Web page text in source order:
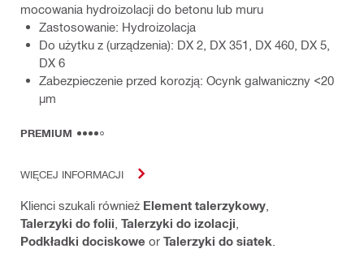
mocowania hydroizolacji do betonu lub muru
Zastosowanie: Hydroizolacja
Do użytku z (urządzenia): DX 2, DX 351, DX 460, DX 5,
DX 6
Zabezpieczenie przed korozją: Ocynk galwaniczny <20
µm
PREMIUM
WIĘCEJ INFORMACJI
Klienci szukali również Element talerzykowy
Talerzyki do folii Talerzyki do izolacji
Podkładki dociskowe or Talerzyki do siatek